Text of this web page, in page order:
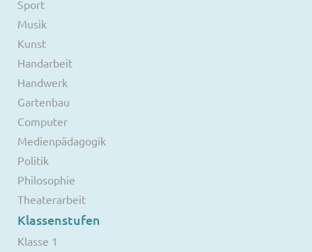
Sport
Musik
Kunst
Handarbeit
Handwerk
Gartenbau
Computer
Medienpädagogik
Politik
Philosophie
Theaterarbeit
Klassenstufen
Klasse 1